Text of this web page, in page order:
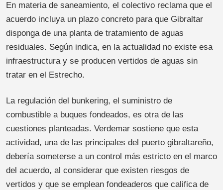
En materia de saneamiento, el colectivo reclama que el
acuerdo incluya un plazo concreto para que Gibraltar
disponga de una planta de tratamiento de aguas
residuales. Según indica, en la actualidad no existe esa
infraestructura y se producen vertidos de aguas sin
tratar en el Estrecho.
La regulación del bunkering, el suministro de
combustible a buques fondeados, es otra de las
cuestiones planteadas. Verdemar sostiene que esta
actividad, una de las principales del puerto gibraltareño,
debería someterse a un control más estricto en el marco
del acuerdo, al considerar que existen riesgos de
vertidos y que se emplean fondeaderos que califica de